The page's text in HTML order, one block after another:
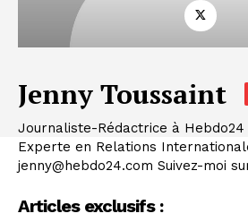
Jenny Toussaint
Journaliste-Rédactrice à Hebdo24
Experte en Relations
jenny@hebdo24.com Suivez-moi
Articles exclusifs :